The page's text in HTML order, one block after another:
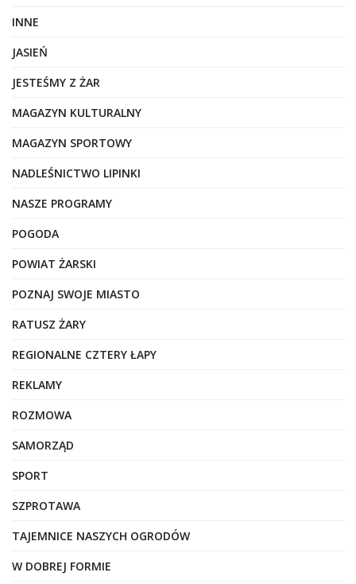
INNE
JASIEŃ
JESTEŚMY Z ŻAR
MAGAZYN KULTURALNY
MAGAZYN SPORTOWY
NADLEŚNICTWO LIPINKI
NASZE PROGRAMY
POGODA
POWIAT ŻARSKI
POZNAJ SWOJE MIASTO
RATUSZ ŻARY
REGIONALNE CZTERY ŁAPY
REKLAMY
ROZMOWA
SAMORZĄD
SPORT
SZPROTAWA
TAJEMNICE NASZYCH OGRODÓW
W DOBREJ FORMIE